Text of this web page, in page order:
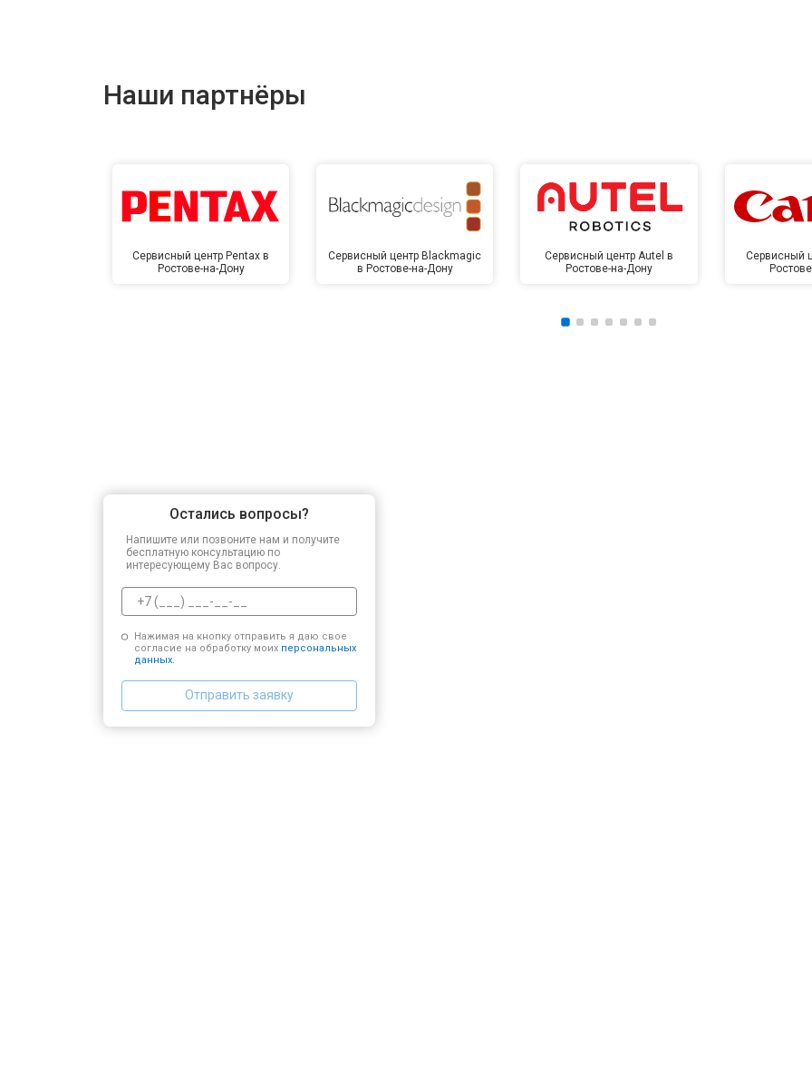
Наши партнёры
Сервисный центр Pentax в
Ростове-на-Дону
Сервисный центр Blackmagic
в Ростове-на-Дону
Сервисный центр Autel в
Ростове-на-Дону
Сервисный
Остались вопросы?
Напишите или позвоните нам и получите
бесплатную консультацию по
интересующему Вас вопросу.
Нажимая на кнопку отправить я даю свое
согласие на обработку моих персональных
данных.
Отправить заявку